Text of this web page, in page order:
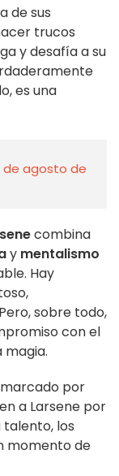
de sus
trucos
y desafía a su
es una
de agosto de
combina
y mentalismo
Hay
sobre todo,
con el
magia.
por
a Larsene por
los
momento de